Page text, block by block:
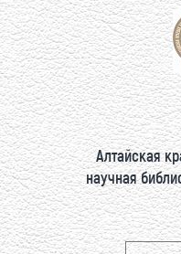
Алтайская
научная